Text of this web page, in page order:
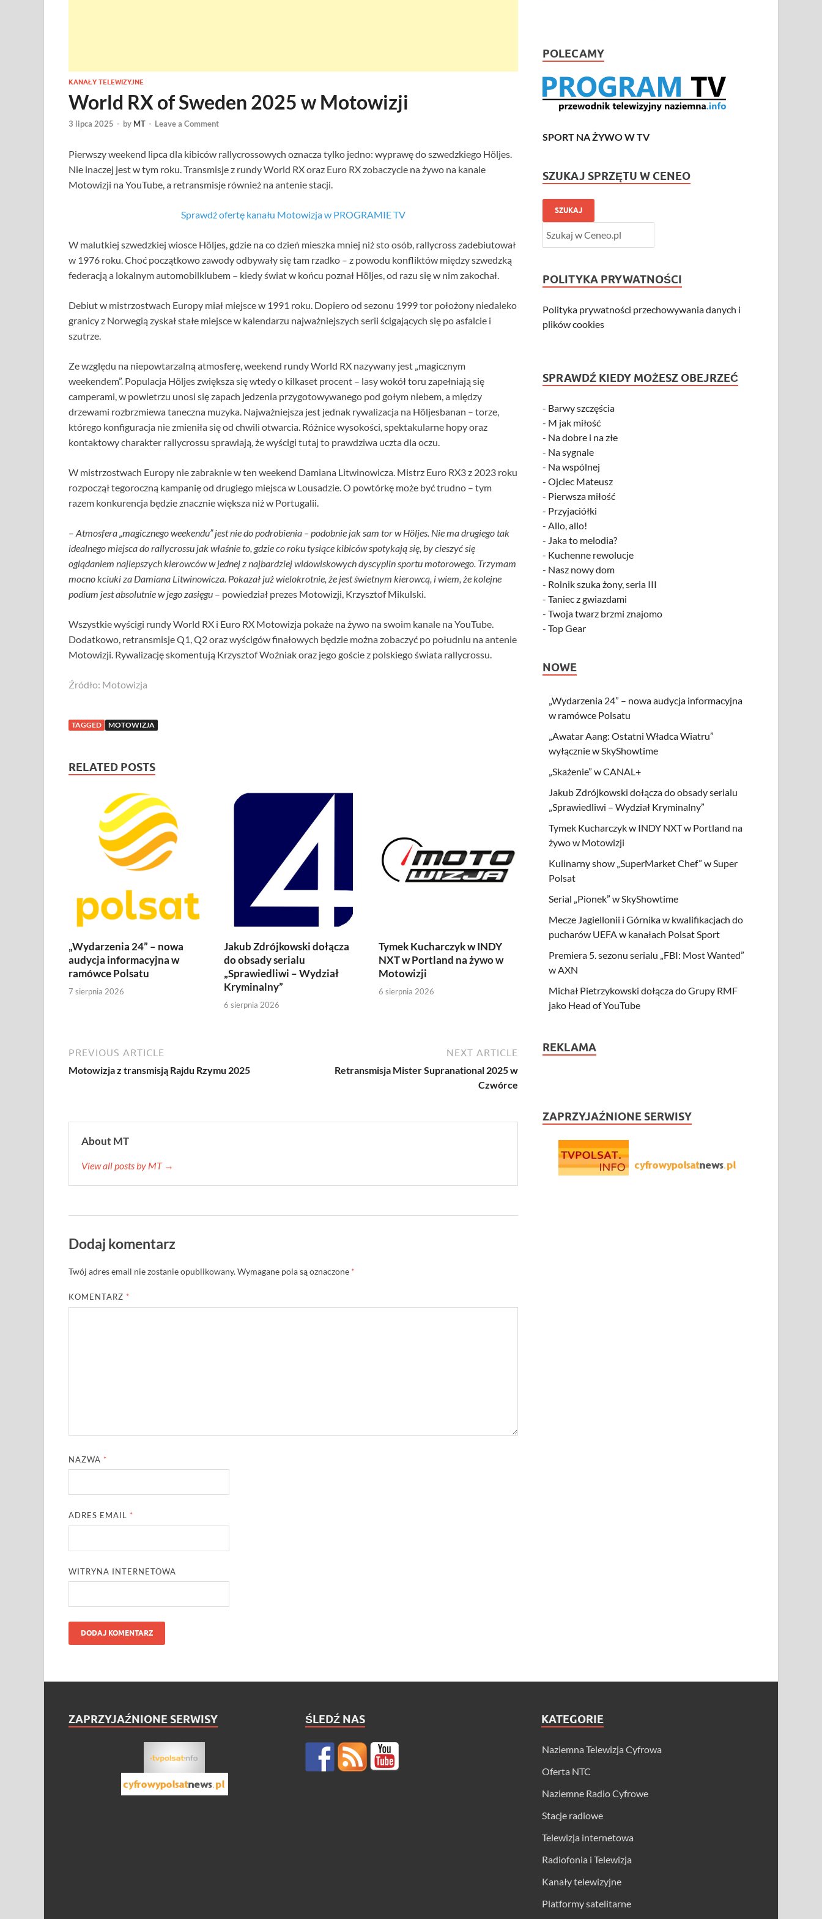
KANAŁY TELEWIZYJNE
World RX of Sweden 2025 w Motowizji
3 lipca 2025 - by MT - Leave a Comment
Pierwszy weekend lipca dla kibiców rallycrossowych oznacza tylko jedno: wyprawę do szwedzkiego Höljes.
Nie inaczej jest w tym roku. Transmisje z rundy World RX oraz Euro RX zobaczycie na żywo na kanale
Motowizji na YouTube, a retransmisje również na antenie stacji.
Sprawdź ofertę kanału Motowizja w PROGRAMIE TV
W malutkiej szwedzkiej wiosce Höljes, gdzie na co dzień mieszka mniej niż sto osób, rallycross zadebiutował
w 1976 roku. Choć początkowo zawody odbywały się tam rzadko – z powodu konfliktów między szwedzką
federacją a lokalnym automobilklubem – kiedy świat w końcu poznał Höljes, od razu się w nim zakochał.
Debiut w mistrzostwach Europy miał miejsce w 1991 roku. Dopiero od sezonu 1999 tor położony niedaleko
granicy z Norwegią zyskał stałe miejsce w kalendarzu najważniejszych serii ścigających się po asfalcie i
szutrze.
Ze względu na niepowtarzalną atmosferę, weekend rundy World RX nazywany jest „magicznym
weekendem”. Populacja Höljes zwiększa się wtedy o kilkaset procent – lasy wokół toru zapełniają się
camperami, w powietrzu unosi się zapach jedzenia przygotowywanego pod gołym niebem, a między
drzewami rozbrzmiewa taneczna muzyka. Najważniejsza jest jednak rywalizacja na Höljesbanan – torze,
którego konfiguracja nie zmieniła się od chwili otwarcia. Różnice wysokości, spektakularne hopy oraz
kontaktowy charakter rallycrossu sprawiają, że wyścigi tutaj to prawdziwa uczta dla oczu.
W mistrzostwach Europy nie zabraknie w ten weekend Damiana Litwinowicza. Mistrz Euro RX3 z 2023 roku
rozpoczął tegoroczną kampanię od drugiego miejsca w Lousadzie. O powtórkę może być trudno – tym
razem konkurencja będzie znacznie większa niż w Portugalii.
– Atmosfera „magicznego weekendu” jest nie do podrobienia – podobnie jak sam tor w Höljes. Nie ma drugiego tak
idealnego miejsca do rallycrossu jak właśnie to, gdzie co roku tysiące kibiców spotykają się, by cieszyć się
oglądaniem najlepszych kierowców w jednej z najbardziej widowiskowych dyscyplin sportu motorowego. Trzymam
mocno kciuki za Damiana Litwinowicza. Pokazał już wielokrotnie, że jest świetnym kierowcą, i wiem, że kolejne
podium jest absolutnie w jego zasięgu – powiedział prezes Motowizji, Krzysztof Mikulski.
Wszystkie wyścigi rundy World RX i Euro RX Motowizja pokaże na żywo na swoim kanale na YouTube.
Dodatkowo, retransmisje Q1, Q2 oraz wyścigów finałowych będzie można zobaczyć po południu na antenie
Motowizji. Rywalizację skomentują Krzysztof Woźniak oraz jego goście z polskiego świata rallycrossu.
Źródło: Motowizja
TAGGED MOTOWIZJA
RELATED POSTS
„Wydarzenia 24” – nowa
audycja informacyjna w
ramówce Polsatu
7 sierpnia 2026
Jakub Zdrójkowski dołącza
do obsady serialu
„Sprawiedliwi – Wydział
Kryminalny”
6 sierpnia 2026
Tymek Kucharczyk w INDY
NXT w Portland na żywo w
Motowizji
6 sierpnia 2026
PREVIOUS ARTICLE
Motowizja z transmisją Rajdu Rzymu 2025
NEXT ARTICLE
Retransmisja Mister Supranational 2025 w
Czwórce
About MT
View all posts by MT →
Dodaj komentarz
Twój adres email nie zostanie opublikowany.Wymagane pola są oznaczone *
KOMENTARZ *
NAZWA *
ADRES EMAIL *
WITRYNA INTERNETOWA
POLECAMY
SPORT NA ŻYWO W TV
SZUKAJ SPRZĘTU W CENEO
SZUKAJ
POLITYKA PRYWATNOŚCI
Polityka prywatności przechowywania danych i
plików cookies
SPRAWDŹ KIEDY MOŻESZ OBEJRZEĆ
- Barwy szczęścia
- M jak miłość
- Na dobre i na złe
- Na sygnale
- Na wspólnej
-Ojciec Mateusz
- Pierwsza miłość
- Przyjaciółki
-Allo, allo!
- Jaka to melodia?
- Kuchenne rewolucje
- Nasz nowy dom
- Rolnik szuka żony, seria III
-Taniec z gwiazdami
-Twoja twarz brzmi znajomo
-Top Gear
NOWE
„Wydarzenia 24” – nowa audycja informacyjna
w ramówce Polsatu
„Awatar Aang: Ostatni Władca Wiatru”
wyłącznie w SkyShowtime
„Skażenie” w CANAL+
Jakub Zdrójkowski dołącza do obsady serialu
„Sprawiedliwi – Wydział Kryminalny”
Tymek Kucharczyk w INDY NXT w Portland na
żywo w Motowizji
Kulinarny show „SuperMarket Chef” w Super
Polsat
Serial „Pionek” w SkyShowtime
Mecze Jagiellonii i Górnika w kwalifikacjach do
pucharów UEFA w kanałach Polsat Sport
Premiera 5. sezonu serialu „FBI: Most Wanted”
w AXN
Michał Pietrzykowski dołącza do Grupy RMF
jako Head of YouTube
REKLAMA
ZAPRZYJAŹNIONE SERWISY
ZAPRZYJAŹNIONE SERWISY ŚLEDŹ NAS KATEGORIE
Naziemna Telewizja Cyfrowa
Oferta NTC
Naziemne Radio Cyfrowe
Stacje radiowe
Telewizja internetowa
Radiofonia i Telewizja
Kanały telewizyjne
Platformy satelitarne